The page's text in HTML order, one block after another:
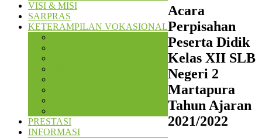
VISI & MISI
SARPRAS
KETERAMPILAN VOKASIONAL
PRESTASI
INFORMASI
Acara
Perpisahan
Peserta Didik
Kelas XII SLB
Negeri 2
Martapura
Tahun Ajaran
2021/2022